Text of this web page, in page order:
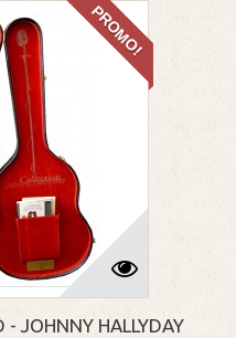
PROMO!
- JOHNNY HALLYDAY